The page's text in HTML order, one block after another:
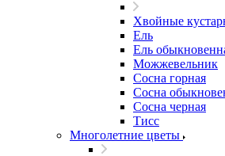
Хвойные
Ель
Ель
Можжевельник
Сосна горная
Сосна
Сосна черная
Тисс
Многолетние цветы